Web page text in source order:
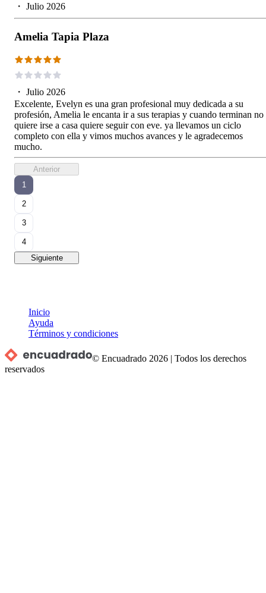
・ Julio 2026
Amelia Tapia Plaza
・ Julio 2026
Excelente, Evelyn es una gran profesional muy dedicada a su
profesión, Amelia le encanta ir a sus terapias y cuando terminan no
quiere irse a casa quiere seguir con eve. ya llevamos un ciclo
completo con ella y vimos muchos avances y le agradecemos
mucho.
Anterior
1
2
3
4
Siguiente
Inicio
Ayuda
Términos y condiciones
© Encuadrado 2026 |Todos los derechos
reservados